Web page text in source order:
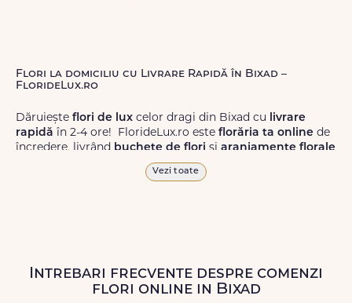
Flori la domiciliu cu Livrare Rapidă în Bixad –
FlorideLux.ro
Dăruiește flori de lux celor dragi din Bixad cu livrare
rapidă în 2-4 ore! FlorideLux.ro este florăria ta online de
încredere, livrând buchete de flori și aranjamente florale
de calitate superioară în Bixad și în toată România.
Livrăm buchete de florichiar și în weekend, pentru ca tu
să poți adresa un gest frumos atunci când ai nevoie.
Vezi toate
Intrebari frecvente despre comenzi
flori online in Bixad